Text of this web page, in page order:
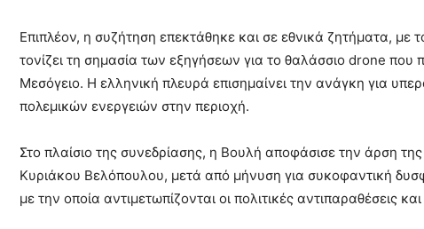
Επιπλέον, η συζήτηση επεκτάθηκε και σε εθνικά ζητήματα,
τονίζει τη σημασία των εξηγήσεων για το θαλάσσιο drone
Μεσόγειο. Η ελληνική πλευρά επισημαίνει την ανάγκη για
πολεμικών ενεργειών στην περιοχή.
Στο πλαίσιο της συνεδρίασης, η Βουλή αποφάσισε την άρση
Κυριάκου Βελόπουλου, μετά από μήνυση για συκοφαντική
με την οποία αντιμετωπίζονται οι πολιτικές αντιπαραθέσεις